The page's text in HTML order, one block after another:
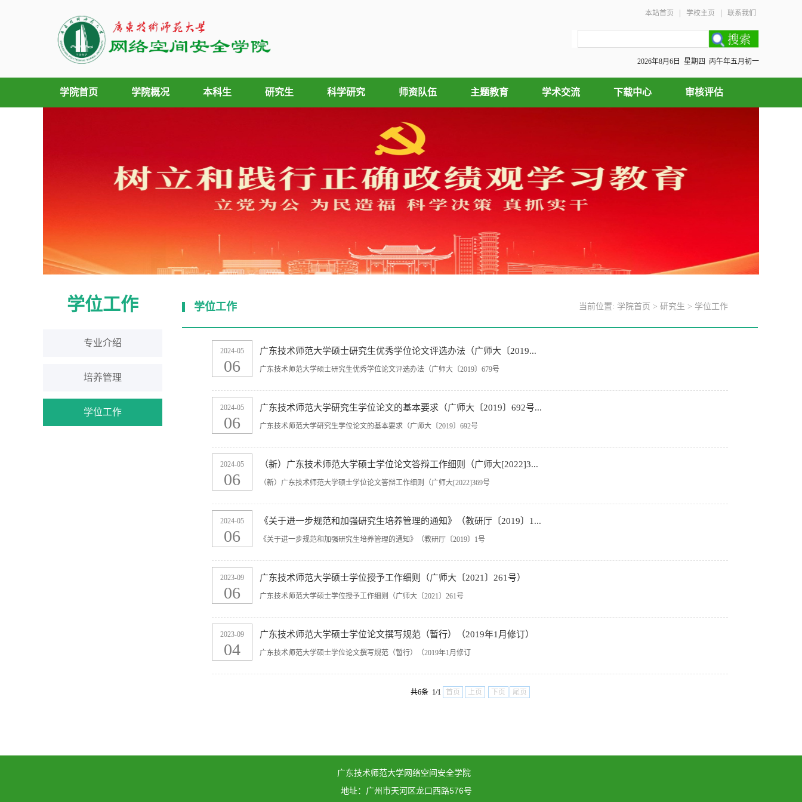
本站首页 学校主页 联系我们
2026年8月6日 星期四 丙午年五月初一
学院首页 学院概况 本科生 研究生 科学研究 师资队伍 主题教育 学术交流 下载中心 审核评估
学位工作
专业介绍
培养管理
学位工作
学位工作 当前位置: 学院首页 > 研究生 > 学位工作
2024-05
06
广东技术师范大学硕士研究生优秀学位论文评选办法（广师大〔2019...
广东技术师范大学硕士研究生优秀学位论文评选办法（广师大〔2019〕679号
2024-05
06
广东技术师范大学研究生学位论文的基本要求（广师大〔2019〕692号...
广东技术师范大学研究生学位论文的基本要求（广师大〔2019〕692号
2024-05
06
（新）广东技术师范大学硕士学位论文答辩工作细则（广师大[2022]3...
（新）广东技术师范大学硕士学位论文答辩工作细则（广师大[2022]369号
2024-05
06
《关于进一步规范和加强研究生培养管理的通知》（教研厅〔2019〕1...
《关于进一步规范和加强研究生培养管理的通知》（教研厅〔2019〕1号
2023-09
06
广东技术师范大学硕士学位授予工作细则（广师大〔2021〕261号）
广东技术师范大学硕士学位授予工作细则（广师大〔2021〕261号
2023-09
04
广东技术师范大学硕士学位论文撰写规范（暂行）（2019年1月修订）
广东技术师范大学硕士学位论文撰写规范（暂行）（2019年1月修订
共6条 1/1 首页 上页 下页 尾页
广东技术师范大学网络空间安全学院
地址：广州市天河区龙口西路576号